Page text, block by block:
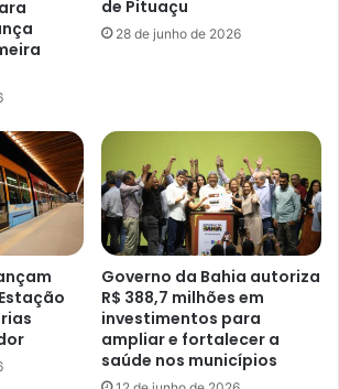
de Pituaçu
28 de junho de 2026
Governo da Bahia autoriza
R$ 388,7 milhões em
investimentos para
ampliar e fortalecer a
saúde nos municípios